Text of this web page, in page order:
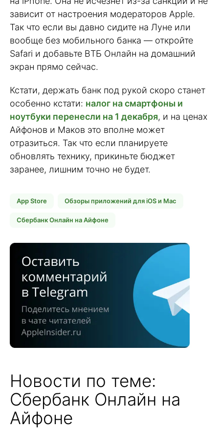
зависит от настроения модераторов Apple.
Так что если вы давно сидите на Луне или
вообще без мобильного банка — откройте
Safari и добавьте ВТБ Онлайн на домашний
экран прямо сейчас.
Кстати, держать банк под рукой скоро станет
особенно кстати: налог на смартфоны и
ноутбуки перенесли на 1 декабря, и на ценах
Айфонов и Маков это вполне может
отразиться. Так что если планируете
обновлять технику, прикиньте бюджет
заранее, лишним точно не будет.
App Store Обзоры приложений для iOS и Mac
Сбербанк Онлайн на Айфоне
Новости по теме:
Сбербанк Онлайн на
Айфоне